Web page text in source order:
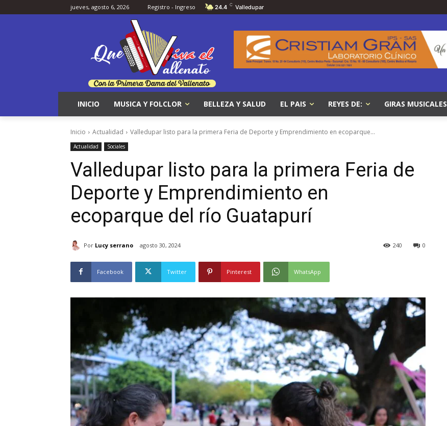
jueves, agosto 6, 2026 Registro - Ingreso 24.4 C Valledupar
INICIO MUSICA Y FOLCLOR BELLEZA Y SALUD EL PAIS REYES DE: GIRAS MUSICALES
Inicio Actualidad Valledupar listo para la primera Feria de Deporte y Emprendimiento en ecoparque...
Actualidad Sociales
Valledupar listo para la primera Feria de
Deporte y Emprendimiento en
ecoparque del río Guatapurí
Por Lucy serrano agosto 30, 2024 0
240
Facebook Twitter Pinterest WhatsApp